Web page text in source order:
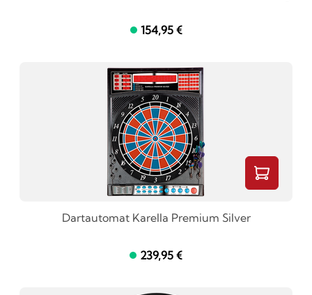
154,95 €
Dartautomat Karella Premium Silver
239,95 €